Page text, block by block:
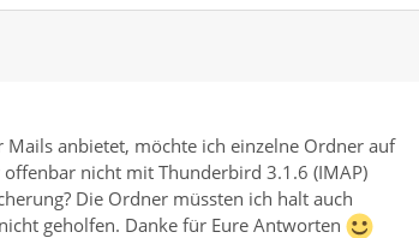
anbietet, möchte ich einzelne Ordner auf
nicht mit Thunderbird 3.1.6 (IMAP)
Die Ordner müssten ich halt auch
geholfen. Danke für Eure Antworten